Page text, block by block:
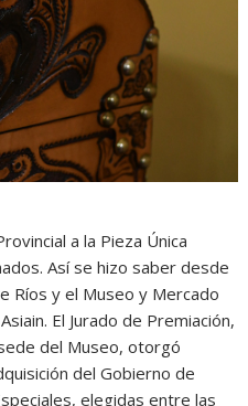
a la Pieza Única
Así se hizo saber desde
Ríos y el Museo y Mercado
El Jurado de Premiación,
del Museo, otorgó
del Gobierno de
elegidas entre las